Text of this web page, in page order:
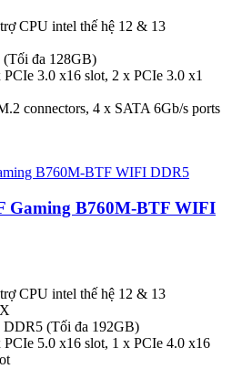
CPU intel thế hệ 12 & 13
đa 128GB)
3.0 x16 slot, 2 x PCIe 3.0 x1
connectors, 4 x SATA 6Gb/s ports
Gaming B760M-BTF WIFI
CPU intel thế hệ 12 & 13
(Tối đa 192GB)
5.0 x16 slot, 1 x PCIe 4.0 x16